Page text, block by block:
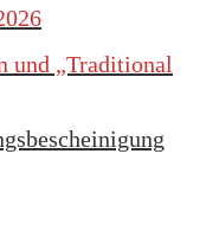
und „Traditional